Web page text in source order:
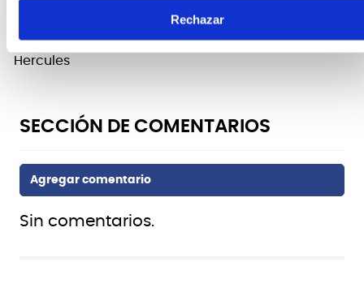
Rechazar
FICHA TÉCNICA Y DIMENSIONES
Hercules
Sin comentarios.